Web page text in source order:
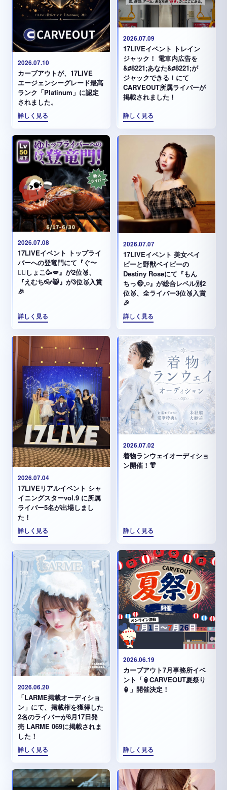
2026.07.10
カーブアウトが、17LIVE
エージェンシーグレード最高
ランク「Platinum」に認定
されました。
詳しく見る
2026.07.09
17LIVEイベント トレイン
ジャック！ 電車内広告を
&#8221;あなた&#8221;が
ジャックできる！にて
CARVEOUT所属ライバーが
掲載されました！
詳しく見る
2026.07.08
17LIVEイベント トップライ
バーへの登竜門にて『ぐ〜
✊🏻‪しょこ🥳💋』が2位🥈、
『えむち👓😸』が3位🥉入賞
🎉
詳しく見る
2026.07.07
17LIVEイベント 美女ベイ
ビーと野獣ベイビーの
Destiny Roseにて『もん
ちっ🐵𓈒𓏸︎︎︎︎』が総合レベル別2
位🥈、全ライバー3位🥉入賞
🎉
詳しく見る
2026.07.04
17LIVEリアルイベント シャ
イニングスターvol.9 に所属
ライバー5名が出場しまし
た！
詳しく見る
2026.07.02
着物ランウェイオーディショ
ン開催！👘
詳しく見る
2026.06.20
「LARME掲載オーディショ
ン」にて、掲載権を獲得した
2名のライバーが6月17日発
売 LARME 069に掲載されま
した！
詳しく見る
2026.06.19
カーブアウト7月事務所イベ
ント「🏮CARVEOUT夏祭り
🏮」開催決定！
詳しく見る